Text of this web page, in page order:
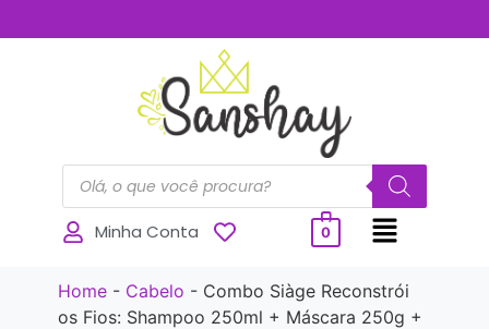
Minha Conta 0
Home- Cabelo - Combo Siàge Reconstrói
os Fios: Shampoo 250ml + Máscara 250g +